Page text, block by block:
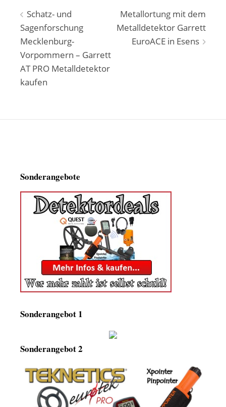
Beitragsnavigation
Schatz- und
Sagenforschung
Mecklenburg-
Vorpommern – Garrett
AT PRO Metalldetektor
kaufen
Metallortung mit dem
Metalldetektor Garrett
EuroACE in Esens
Sonderangebote
Sonderangebot 1
Sonderangebot 2